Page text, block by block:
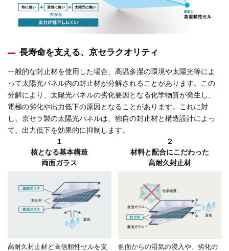
長寿命を支える、京セラクオリティ
一般的な封止材を使用した場合、高温多湿の環境や太陽光等によ
って太陽光パネル内の封止材が分解されることがあります。この
分解により、太陽光パネルの劣化要因となる化学物質が発生し、
電極の劣化や出力低下の原因となることがあります。これに対
し、京セラ製の太陽光パネルは、独自の封止材と構造設計によっ
て、出力低下を効果的に抑制します。
１
核となる基本構造
両面ガラス
高耐久封止材と高信頼性セルを支
２
材料と配合にこだわった
高耐久封止材
側面からの湿気の浸入や、劣化の